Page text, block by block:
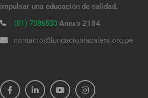
impulsar una educación de calidad.
(01) 7086500 Anexo 2184
contacto@fundacionlacalera.org.pe